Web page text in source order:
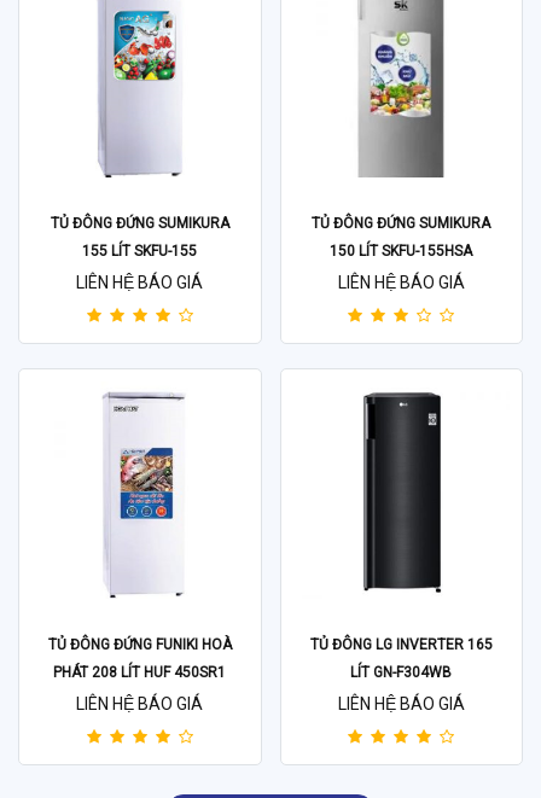
TỦ ĐÔNG ĐỨNG SUMIKURA
155 LÍT SKFU-155
LIÊN HỆ BÁO GIÁ
TỦ ĐÔNG ĐỨNG SUMIKURA
150 LÍT SKFU-155HSA
LIÊN HỆ BÁO GIÁ
TỦ ĐÔNG ĐỨNG FUNIKI HOÀ
PHÁT 208 LÍT HUF 450SR1
LIÊN HỆ BÁO GIÁ
TỦ ĐÔNG LG INVERTER 165
LÍT GN-F304WB
LIÊN HỆ BÁO GIÁ